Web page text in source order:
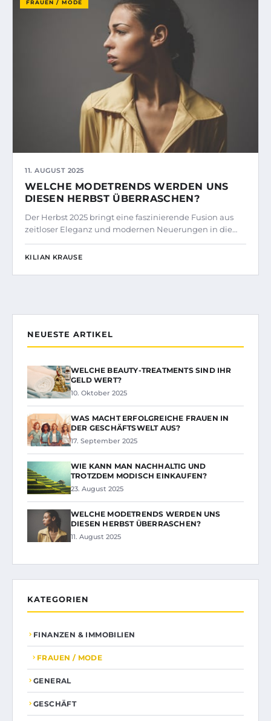
FRAUEN / MODE
11. AUGUST 2025
WELCHE MODETRENDS WERDEN UNS
DIESEN HERBST ÜBERRASCHEN?
Der Herbst 2025 bringt eine faszinierende Fusion aus
zeitloser Eleganz und modernen Neuerungen in die…
KILIAN KRAUSE
NEUESTE ARTIKEL
WELCHE BEAUTY-TREATMENTS SIND IHR
GELD WERT?
10. Oktober 2025
WAS MACHT ERFOLGREICHE FRAUEN IN
DER GESCHÄFTSWELT AUS?
17. September 2025
WIE KANN MAN NACHHALTIG UND
TROTZDEM MODISCH EINKAUFEN?
23. August 2025
WELCHE MODETRENDS WERDEN UNS
DIESEN HERBST ÜBERRASCHEN?
11. August 2025
KATEGORIEN
FINANZEN & IMMOBILIEN
FRAUEN / MODE
GENERAL
GESCHÄFT